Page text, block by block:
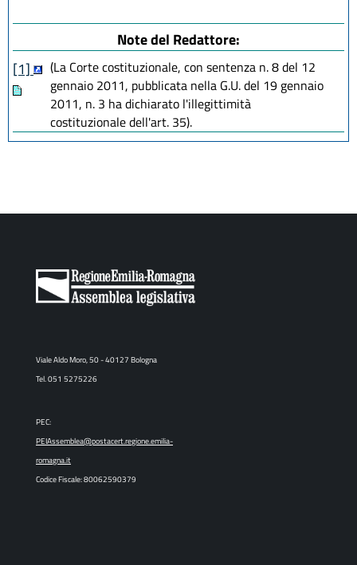
Note del Redattore:
[1]
(La Corte costituzionale, con sentenza n. 8 del 12
gennaio 2011, pubblicata nella G.U. del 19 gennaio
2011, n. 3 ha dichiarato l'illegittimità
costituzionale dell'art. 35).
Viale Aldo Moro, 50 - 40127 Bologna
Tel. 051 5275226
PEC:
PEIAssemblea@postacert.regione.emilia-
romagna.it
Codice Fiscale: 80062590379